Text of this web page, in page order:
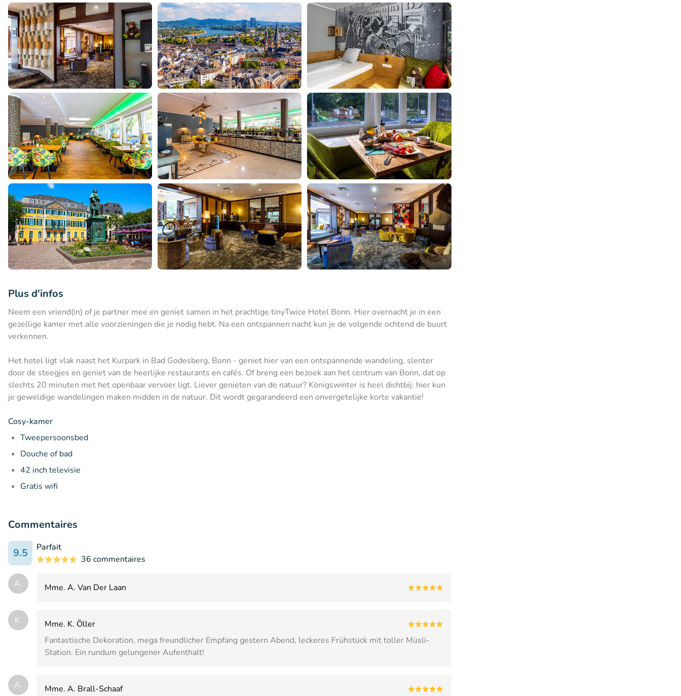
Plus d'infos
Neem een vriend(in) of je partner mee en geniet samen in het prachtige tinyTwice Hotel Bonn. Hier overnacht je in een
gezellige kamer met alle voorzieningen die je nodig hebt. Na een ontspannen nacht kun je de volgende ochtend de buurt
verkennen.
Het hotel ligt vlak naast het Kurpark in Bad Godesberg, Bonn - geniet hier van een ontspannende wandeling, slenter
door de steegjes en geniet van de heerlijke restaurants en cafés. Of breng een bezoek aan het centrum van Bonn, dat op
slechts 20 minuten met het openbaar vervoer ligt. Liever genieten van de natuur? Königswinter is heel dichtbij: hier kun
je geweldige wandelingen maken midden in de natuur. Dit wordt gegarandeerd een onvergetelijke korte vakantie!
Cosy-kamer
Tweepersoonsbed
Douche of bad
42 inch televisie
Gratis wifi
Commentaires
9.5
Parfait
36 commentaires
A. Mme. A. Van Der Laan
K.
Mme. K. Öller
Fantastische Dekoration, mega freundlicher Empfang gestern Abend, leckeres Frühstück mit toller Müsli-
Station. Ein rundum gelungener Aufenthalt!
A. Mme. A. Brall-Schaaf